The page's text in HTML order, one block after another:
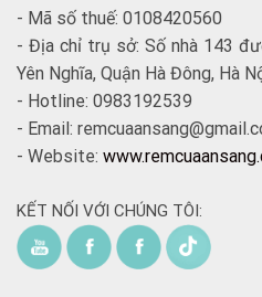
- Mã số thuế: 0108420560
- Địa chỉ trụ sở: Số nhà 143
Yên Nghĩa, Quận Hà Đông, Hà
- Hotline: 0983192539
- Email:
- Website:
KẾT NỐI VỚI CHÚNG TÔI: